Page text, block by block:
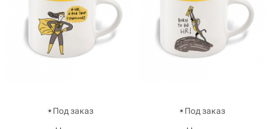
Под заказ Под заказ